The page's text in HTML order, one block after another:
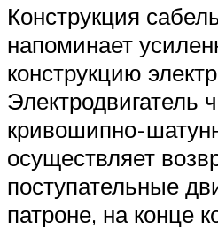
Конструкция
напоминает
конструкцию
Электродвигатель
кривошипно-
осуществляет
поступательные
патроне, на конце